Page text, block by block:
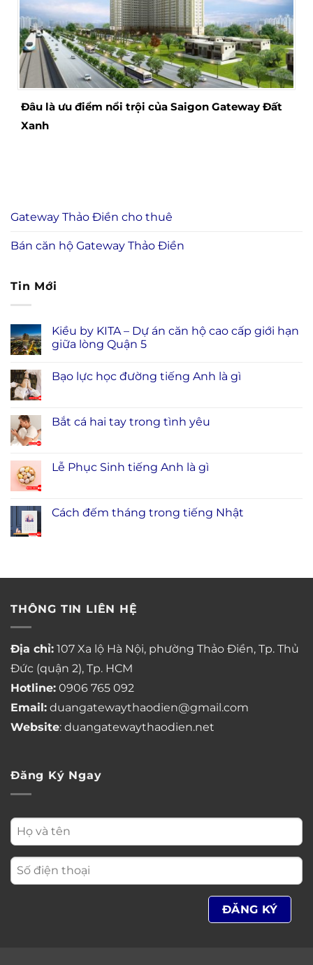
Đâu là ưu điểm nổi trội của Saigon Gateway Đất
Xanh
Gateway Thảo Điền cho thuê
Bán căn hộ Gateway Thảo Điền
Tin Mới
Kiều by KITA – Dự án căn hộ cao cấp giới hạn
giữa lòng Quận 5
Bạo lực học đường tiếng Anh là gì
Bắt cá hai tay trong tình yêu
Lễ Phục Sinh tiếng Anh là gì
Cách đếm tháng trong tiếng Nhật
THÔNG TIN LIÊN HỆ
Địa chỉ: 107 Xa lộ Hà Nội, phường Thảo Điền, Tp. Thủ
Đức (quận 2), Tp. HCM
Hotline: 0906 765 092
Email: duangatewaythaodien@gmail.com
Website: duangatewaythaodien.net
Đăng Ký Ngay